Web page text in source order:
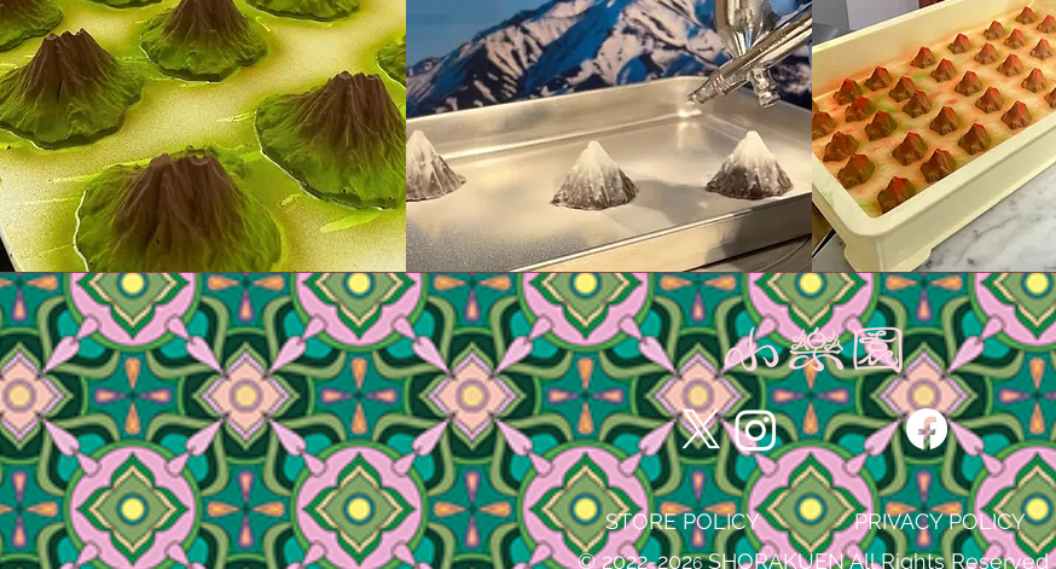
STORE POLICY
PRIVACY POLICY
© 2022-2026SHORAKUEN All Rights Reserved